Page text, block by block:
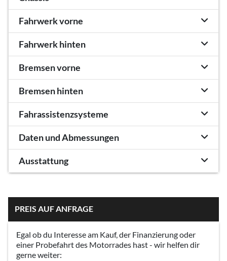
Fahrwerk vorne
Fahrwerk hinten
Bremsen vorne
Bremsen hinten
Fahrassistenzsysteme
Daten und Abmessungen
Ausstattung
PREIS AUF ANFRAGE
Egal ob du Interesse am Kauf, der Finanzierung oder
einer Probefahrt des Motorrades hast - wir helfen dir
gerne weiter: